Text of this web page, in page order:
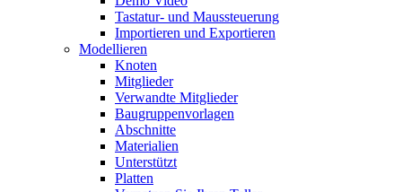
Tastatur- und Maussteuerung
Importieren und Exportieren
Modellieren
Knoten
Mitglieder
Verwandte Mitglieder
Baugruppenvorlagen
Abschnitte
Materialien
Unterstützt
Platten